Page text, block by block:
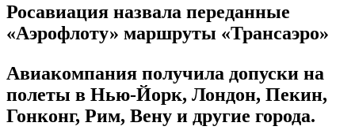
Росавиация назвала переданные
«Аэрофлоту» маршруты «Трансаэро»
Авиакомпания получила допуски на
полеты в Нью-Йорк, Лондон, Пекин,
Гонконг, Рим, Вену и другие города.